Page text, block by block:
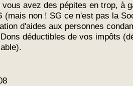
avez des pépites en trop, à
(mais non ! SG ce n'est pas la
d'aides aux personnes
déductibles de vos impôts